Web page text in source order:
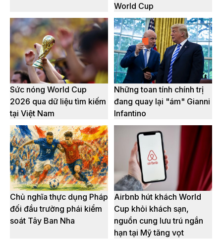
World Cup
Sức nóng World Cup
2026 qua dữ liệu tìm kiếm
tại Việt Nam
Những toan tính chính trị
đang quay lại "ám" Gianni
Infantino
Chủ nghĩa thực dụng Pháp
đối đầu trường phái kiểm
soát Tây Ban Nha
Airbnb hút khách World
Cup khỏi khách sạn,
nguồn cung lưu trú ngắn
hạn tại Mỹ tăng vọt